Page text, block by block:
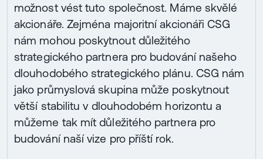
možnost vést tuto společnost. Máme skvělé
akcionáře. Zejména majoritní akcionáři CSG
nám mohou poskytnout důležitého
strategického partnera pro budování našeho
dlouhodobého strategického plánu. CSG nám
jako průmyslová skupina může poskytnout
větší stabilitu v dlouhodobém horizontu a
můžeme tak mít důležitého partnera pro
budování naší vize pro příští rok.